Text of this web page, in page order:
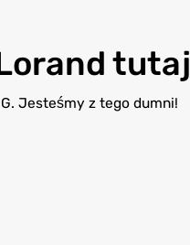
tutaj
Jesteśmy z tego dumni!